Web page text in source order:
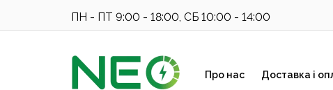
ПН - ПТ 9:00 - 18:00, СБ 10:00 - 14:00
Про нас Доставка і